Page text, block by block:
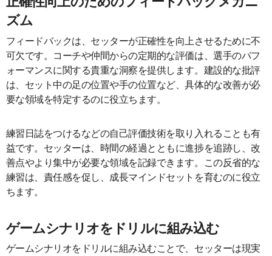
ズム
フィードバックは、セッターが正確性を向上させるために不
可欠です。コーチや仲間からの定期的な評価は、選手のパフ
ォーマンスに関する貴重な洞察を提供します。建設的な批評
は、セット中の足の位置や手の位置など、具体的な改善が必
要な領域を特定するのに役立ちます。
練習日誌をつけるなどの自己評価技術を取り入れることも有
益です。セッターは、時間の経過とともに進捗を追跡し、改
善点やより集中が必要な領域を記録できます。この反省的な
練習は、責任感を促し、成長マインドセットを育むのに役立
ちます。
ゲームシナリオをドリルに組み込む
ゲームシナリオをドリルに組み込むことで、セッターは現実